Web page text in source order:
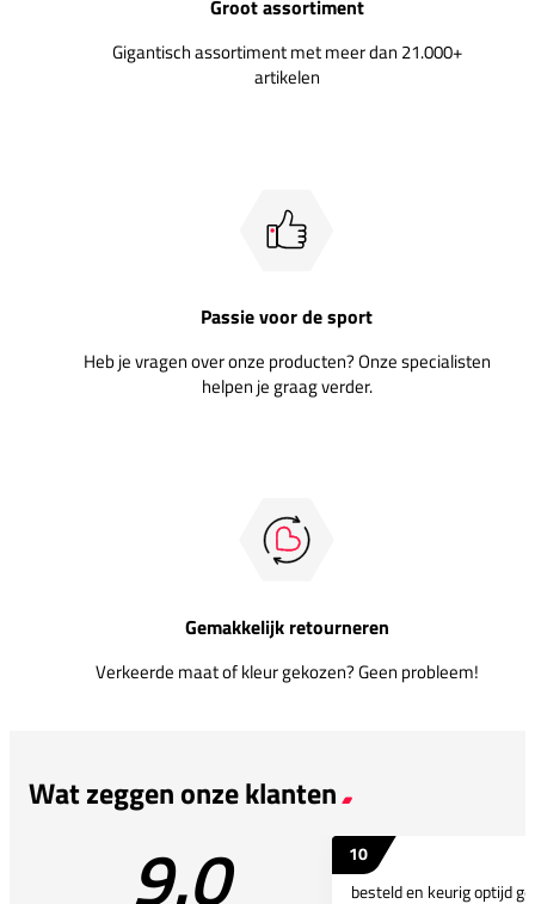
Groot assortiment
Gigantisch assortiment met meer dan 21.000+
artikelen
Passie voor de sport
Heb je vragen over onze producten? Onze specialisten
helpen je graag verder.
Gemakkelijk retourneren
Verkeerde maat of kleur gekozen? Geen probleem!
Wat zeggen onze klanten
9.0
10
besteld en keurig optijd